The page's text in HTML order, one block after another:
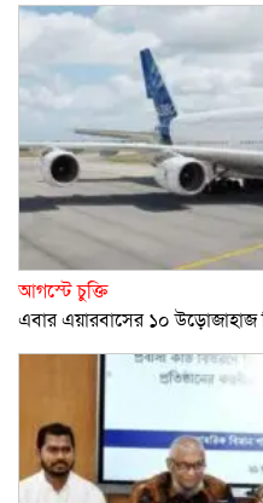
আগস্টে চুক্তি
এবার এয়ারবাসের ১০ উড়োজাহাজ